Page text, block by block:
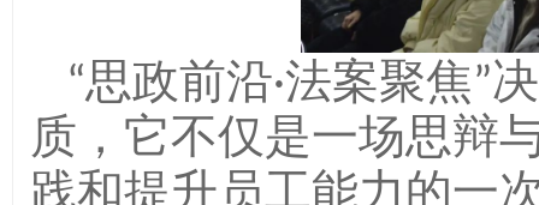
“思政前沿·法案聚焦”
质，它不仅是一场思辩